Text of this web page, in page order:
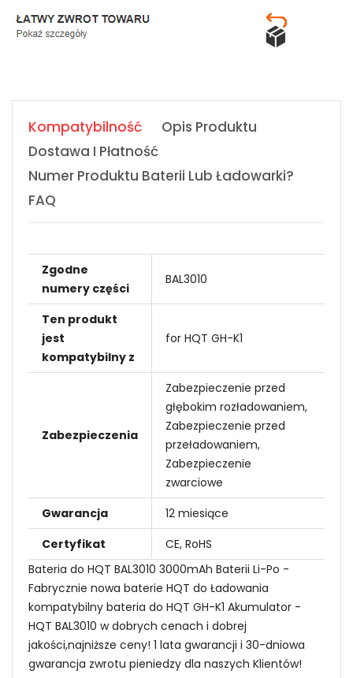
Kompatybilność
Opis Produktu
Dostawa I Płatność
Numer Produktu Baterii Lub Ładowarki?
FAQ
Zgodne
numery części
BAL3010
Ten produkt
jest
kompatybilny z
for HQT GH-K1
Zabezpieczenia
Zabezpieczenie przed
głębokim rozładowaniem,
Zabezpieczenie przed
przeładowaniem,
Zabezpieczenie
zwarciowe
Gwarancja
12 miesiące
Certyfikat
CE, RoHS
Bateria do HQT BAL3010 3000mAh Baterii Li-Po -
Fabrycznie nowa baterie HQT do Ładowania
kompatybilny bateria do HQT GH-K1 Akumulator -
HQT BAL3010 w dobrych cenach i dobrej
jakości,najniższe ceny! 1 lata gwarancji i 30-dniowa
gwarancja zwrotu pieniedzy dla naszych Klientów!